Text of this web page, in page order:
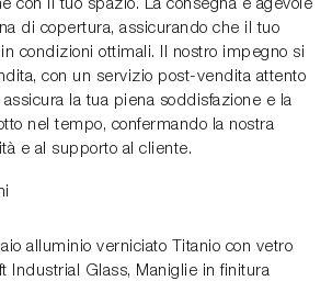
con il tuo spazio. La consegna è agevole
di copertura, assicurando che il tuo
condizioni ottimali. Il nostro impegno si
con un servizio post-vendita attento
la tua piena soddisfazione e la
nel tempo, confermando la nostra
e al supporto al cliente.
alluminio verniciato Titanio con vetro
Industrial Glass, Maniglie in finitura